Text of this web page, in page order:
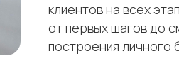
клиентов на всех
от первых шагов до
построения личного